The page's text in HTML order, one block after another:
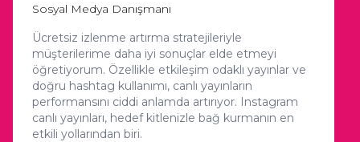
Sosyal Medya Danışmanı
Ücretsiz izlenme artırma stratejileriyle
müşterilerime daha iyi sonuçlar elde etmeyi
öğretiyorum. Özellikle etkileşim odaklı yayınlar ve
doğru hashtag kullanımı, canlı yayınların
performansını ciddi anlamda artırıyor. Instagram
canlı yayınları, hedef kitlenizle bağ kurmanın en
etkili yollarından biri.